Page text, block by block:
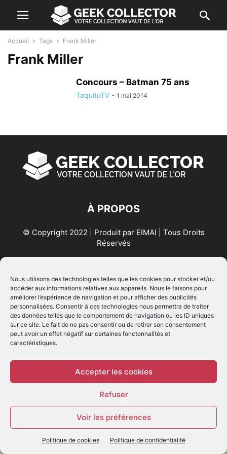
Nous utilisons des technologies telles que les cookies pour stocker et/ou
accéder aux informations relatives aux appareils. Nous le faisons pour
améliorer l’expérience de navigation et pour afficher des publicités
personnalisées. Consentir à ces technologies nous permettra de traiter
des données telles que le comportement de navigation ou les ID uniques
sur ce site. Le fait de ne pas consentir ou de retirer son consentement
peut avoir un effet négatif sur certaines fonctonnalités et
caractéristiques.
Accepter les cookies
Refuser
Voir les préférences
Politique de cookies Politique de confidentialité
Accueil Tags Frank Miller
Frank Miller
Concours – Batman 75 ans
TaquitoTV - 1 mai 2014
À PROPOS
© Copyright 2022 | Produit par EIMAI | Tous Droits
Réservés
SUIVEZ NOUS